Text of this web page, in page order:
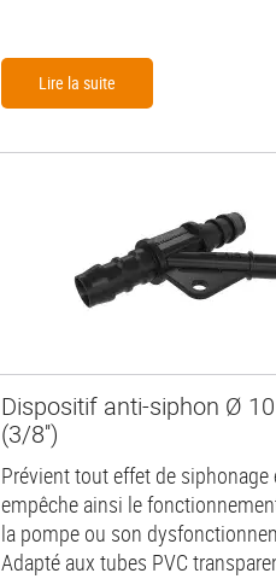
Lire la suite
Dispositif anti-siphon Ø
(3/8'')
Prévient tout effet de siphonage
empêche ainsi le
la pompe ou son
Adapté aux tubes PVC